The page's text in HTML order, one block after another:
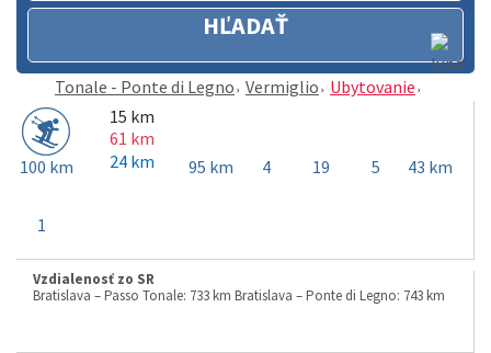
HĽADAŤ
Tonale - Ponte di Legno Vermiglio Ubytovanie
100 km
15 km
61 km
24 km
95 km 4 19 5 43 km
1
Vzdialenosť zo SR
Bratislava – Passo Tonale: 733 km Bratislava – Ponte di Legno: 743 km